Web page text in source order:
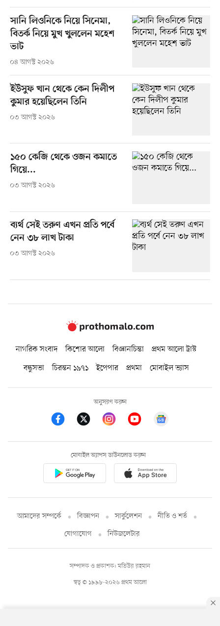
সানি লিওনিকে নিয়ে সিনেমা,
বিতর্ক নিয়ে মুখ খুললেন মহেশ
ভাট
০৪ আগস্ট ২০২৬
ইউসুফ খান থেকে কেন দিলীপ
কুমার হয়েছিলেন তিনি
০৩ আগস্ট ২০২৬
১৫০ কেজি থেকে ওজন কমাতে
গিয়ে...
০৩ আগস্ট ২০২৬
ব্যর্থ সেই তরুণ এখন প্রতি পর্বে
নেন ৩৮ লাখ টাকা
০৩ আগস্ট ২০২৬
নাগরিক সংবাদ কিশোর আলো বিজ্ঞানচিন্তা
প্রথম আলো ট্রাস্ট
বন্ধুসভা
চিরন্তন ১৯৭১ ইপেপার প্রথমা মোবাইল ভ্যাস
অনুসরণ করুন
মোবাইল অ্যাপস ডাউনলোড করুন
আমাদের সম্পর্কে বিজ্ঞাপন সার্কুলেশন
নীতি ও শর্ত
যোগাযোগ
নিউজলেটার
স্বত্ব © ১৯৯৮-২০২৬ প্রথম আলো
সম্পাদক ও প্রকাশক: মতিউর রহমান